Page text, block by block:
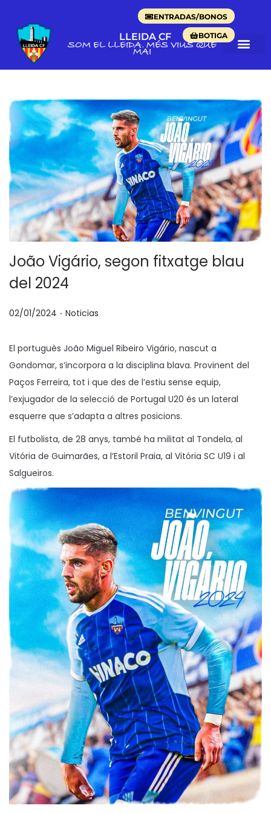
ENTRADAS/BONOS
BOTIGA
LLEIDA CF
SOM EL LLEIDA. MÉS VIUS QUE
MAI
João Vigário, segon fitxatge blau
del 2024
P
b
l
i
c
a
02/01/2024 . P
b
l
i
c
a
Noticias
El portuguès João Miguel Ribeiro Vigário, nascut a
Gondomar, s’incorpora a la disciplina blava. Provinent del
Paços Ferreira, tot i que des de l’estiu sense equip,
l’exjugador de la selecció de Portugal U20 és un lateral
esquerre que s’adapta a altres posicions.
El futbolista, de 28 anys, també ha militat al Tondela, al
Vitória de Guimarães, a l’Estoril Praia, al Vitória SC U19 i al
Salgueiros.